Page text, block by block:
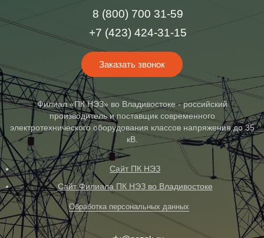
8 (800) 700 31-59
+7 (423) 424-31-15
Заказать звонок
Филиал «ПК НЭЗ» во Владивостоке - российский
производитель и поставщик современного
электротехнического оборудования классов напряжения до 35
кВ.
Сайт ПК НЭЗ
Сайт Филиала ПК НЭЗ во Владивостоке
Обработка персональных данных